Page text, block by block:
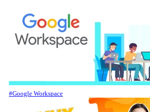
#Google Workspace